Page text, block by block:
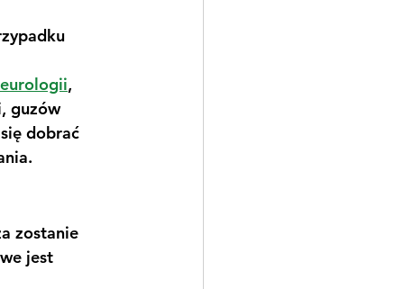
,
guzów
dobrać
zostanie
jest